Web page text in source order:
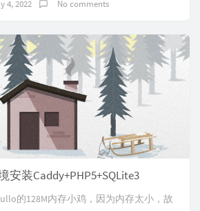
4, 2022 No comments
安装Caddy+PHP5+SQLite3
的128M内存小鸡，因为内存太小，故